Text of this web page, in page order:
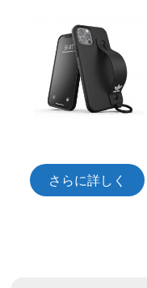
さらに詳しく